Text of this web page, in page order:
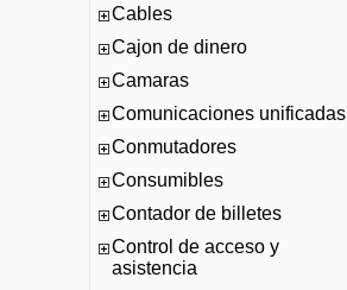
Cables
Cajon de dinero
Camaras
Comunicaciones unificadas
Conmutadores
Consumibles
Contador de billetes
Control de acceso y
asistencia